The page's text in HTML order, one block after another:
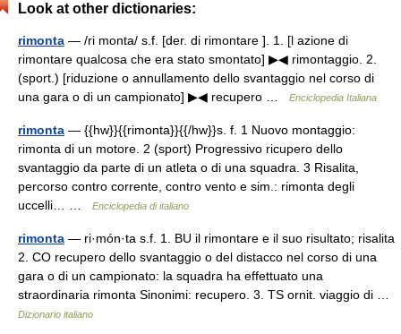
Look at other dictionaries:
rimonta — /ri monta/ s.f. [der. di rimontare ]. 1. [l azione di
rimontare qualcosa che era stato smontato] ▶◀ rimontaggio. 2.
(sport.) [riduzione o annullamento dello svantaggio nel corso di
una gara o di un campionato] ▶◀ recupero …
Enciclopedia Italiana
rimonta — {{hw}}{{rimonta}}{{/hw}}s. f. 1 Nuovo montaggio:
rimonta di un motore. 2 (sport) Progressivo ricupero dello
svantaggio da parte di un atleta o di una squadra. 3 Risalita,
percorso contro corrente, contro vento e sim.: rimonta degli
uccelli… …
Enciclopedia di italiano
rimonta — ri·món·ta s.f. 1. BU il rimontare e il suo risultato; risalita
2. CO recupero dello svantaggio o del distacco nel corso di una
gara o di un campionato: la squadra ha effettuato una
straordinaria rimonta Sinonimi: recupero. 3. TS ornit. viaggio di …
Dizionario italiano